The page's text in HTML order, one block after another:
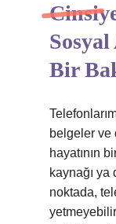
Sosyal
Bir
belgeler ve
hayatının
kaynağı
noktada,